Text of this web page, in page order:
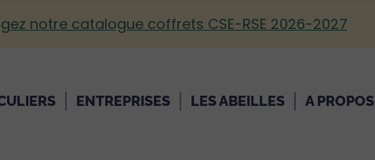
notre catalogue coffrets CSE-RSE 2026-2027
ENTREPRISES LES ABEILLES A PROPOS